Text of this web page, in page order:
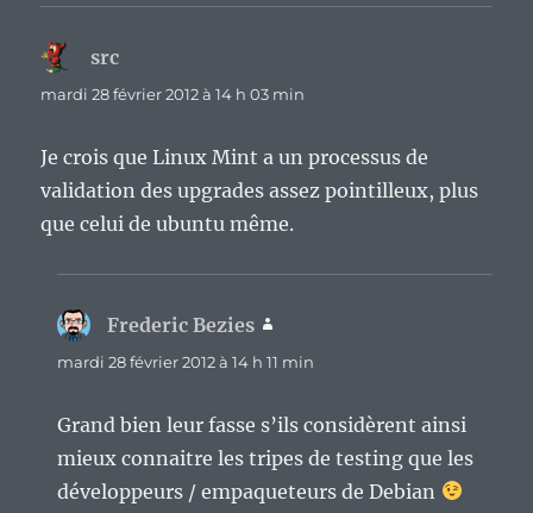
src
mardi 28 février 2012 à 14 h 03 min
Je crois que Linux Mint a un processus de
validation des upgrades assez pointilleux, plus
que celui de ubuntu même.
Frederic Bezies
mardi 28 février 2012 à 14 h 11 min
Grand bien leur fasse s’ils considèrent ainsi
mieux connaitre les tripes de testing que les
développeurs / empaqueteurs de Debian